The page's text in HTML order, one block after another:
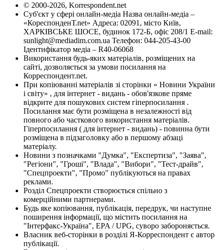
© 2000-2026, Korrespondent.net
Суб'єкт у сфері онлайн-медіа Назва онлайн-медіа –
«КореспонденТ.net» Адреса: 02091, місто Київ,
ХАРКІВСЬКЕ ШОСЕ, будинок 172-Б, офіс 208/1 E-mail:
sunlight@mediadim.com.ua Телефон: 044-205-43-00
Ідентифікатор медіа – R40-06068
Використання будь-яких матеріалів, розміщених на
сайті, дозволяється за умови посилання на
Корреспондент.net.
При копіюванні матеріалів зі сторінки « Новини України
і світу» , для інтернет - видань - обов'язкове пряме
відкрите для пошукових систем гіперпосилання .
Посилання має бути розміщена в незалежності від
повного або часткового використання матеріалів.
Гіперпосилання ( для інтернет - видань) - повинна бути
розміщена в підзаголовку або в першому абзаці
матеріалу.
Новини з позначками "Думка", "Експертиза", "Заява",
"Регіони", "Гроші", "Влада", "Вибори", "Тест-драйв",
"Спецпроекти", "Промо" публікуються на правах
реклами.
Розділ Спецпроекти створюється спільно з
комерційними партнерами.
Будь яке копіювання, публікація, передрук, чи наступне
поширення інформації, що містить посилання на
"Інтерфакс-Україна", EPA / UPG, суворо забороняється.
Власник веб-сторінки в розділі Я-Корреспондент є автор
публікації.